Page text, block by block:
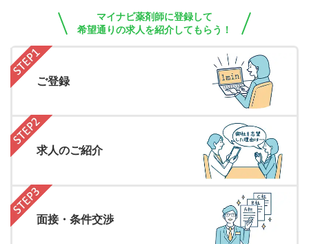
マイナビ薬剤師に登録して
希望通りの求人を紹介してもらう！
ご登録
求人のご紹介
面接・条件交渉